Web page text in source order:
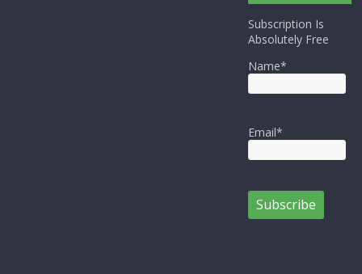
Subscription Is
Absolutely Free
Name*
Email*